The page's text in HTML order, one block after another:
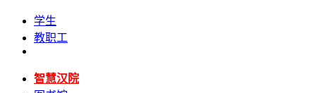
学生
教职工
智慧汉院